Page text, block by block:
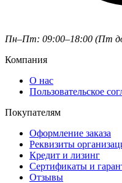
Пн–Пт: 09:00–18:00 (Пт
Компания
О нас
Пользовательское
Покупателям
Оформление заказа
Реквизиты
Кредит и лизинг
Сертификаты и
Отзывы